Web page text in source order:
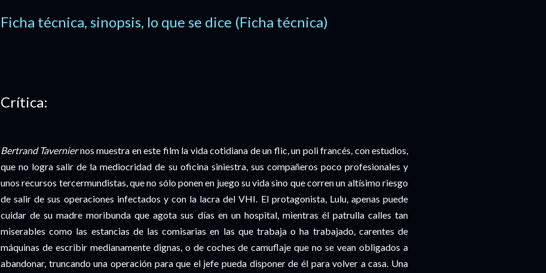
Ficha técnica, sinopsis, lo que se dice (Ficha técnica)
Crítica:
Bertrand Taverniernos muestra en este film la vida cotidiana de un flic, un poli francés, con estudios,
que no logra salir de la mediocridad de su oficina siniestra, sus compañeros poco profesionales y
unos recursos tercermundistas, que no sólo ponen en juego su vida sino que corren un altísimo riesgo
de salir de sus operaciones infectados y con la lacra del VHI. El protagonista, Lulu, apenas puede
cuidar de su madre moribunda que agota sus días en un hospital, mientras él patrulla calles tan
miserables como las estancias de las comisarias en las que trabaja o ha trabajado, carentes de
máquinas de escribir medianamente dignas, o de coches de camuflaje que no se vean obligados a
abandonar, truncando una operación para que el jefe pueda disponer de él para volver a casa. Una